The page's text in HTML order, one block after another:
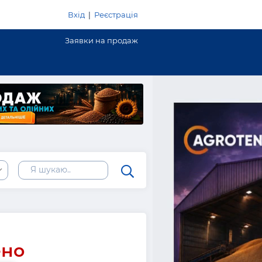
Вхід | Реєстрація
Заявки на продаж